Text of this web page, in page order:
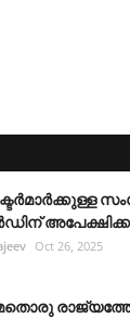
Oct 26, 2025